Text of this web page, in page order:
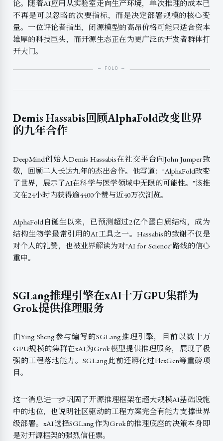
论。随着AI应用从实验室走向生产环境，单次推理的成本已
不再是可以忽略的次要指标，而是决定部署规模的核心变
量。一位评论者指出，闭源模型的高昂价格可能只适合资本
雄厚的科技巨头，而开源生态正在为更广泛的开发者群体打
开大门。
Demis Hassabis回顾AlphaFold改变世界
的九年合作
DeepMind创始人Demis Hassabis在社交平台向John Jumper致
敬，回顾二人长达九年的杰出合作。他写道："AlphaFold改变
了世界，展示了AI在科学与医学领域中无限的可能性。"该推
文在24小时内获得逾4400个赞与近40万次浏览。
AlphaFold自诞生以来，已预测超过2亿个蛋白质结构，成为
结构生物学最常引用的AI工具之一。Hassabis的致谢不仅是
对个人的礼赞，也被业界解读为对"AI for Science"路线的信心
重申。
SGLang推理引擎在xAI十万GPU集群为
Grok提供推理服务
由Ying Sheng参与编写的SGLang推理引擎，目前以数十万
GPU规模的集群在xAI为Grok模型提供推理服务，展现了极
强的工程落地能力。SGLang此前还孵化过FlexGen等重磅项
目。
这一消息进一步巩固了开源推理框架在超大规模AI基础设施
中的地位，也说明社区驱动的工程方案完全有能力支撑世界
级部署。xAI选择SGLang作为Grok的推理底座的决策本身即
是对开源框架的强烈信任票。